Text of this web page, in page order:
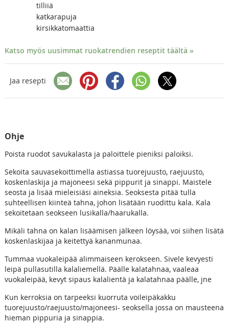
tilliiä
katkarapuja
kirsikkatomaattia
Katso myös uusimmat ruokatrendien reseptit täältä »
Jaa resepti
Ohje
Poista ruodot savukalasta ja paloittele pieniksi paloiksi.
Sekoita sauvasekoittimella astiassa tuorejuusto, raejuusto,
koskenlaskija ja majoneesi sekä pippurit ja sinappi. Maistele
seosta ja lisää mieleisiäsi aineksia. Seoksesta pitää tulla
suhteellisen kiinteä tahna, johon lisätään ruodittu kala. Kala
sekoitetaan seokseen lusikalla/haarukalla.
Mikäli tahna on kalan lisäämisen jälkeen löysää, voi siihen lisätä
koskenlaskijaa ja keitettyä kananmunaa.
Tummaa vuokaleipää alimmaiseen kerokseen. Sivele kevyesti
leipä pullasutilla kalaliemellä. Päälle kalatahnaa, vaaleaa
vuokaleipää, kevyt sipaus kalalientä ja kalatahnaa päälle, jne
Kun kerroksia on tarpeeksi kuorruta voileipäkakku
tuorejuusto/raejuusto/majoneesi- seoksella jossa on mausteena
hieman pippuria ja sinappia.